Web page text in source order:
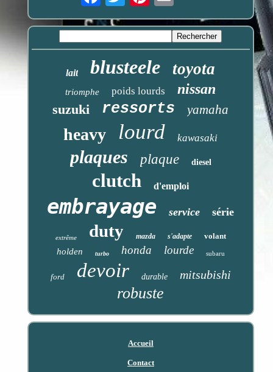
lait blusteele toyota
triomphe poids lourds nissan
suzuki ressorts yamaha
heavy lourd kawasaki
plaques plaque diesel
clutch d'emploi
embrayage service série
extrême duty mazda s'adapte volant
holden turbo honda lourde subaru
ford devoir durable mitsubishi
robuste
Accueil
Contact